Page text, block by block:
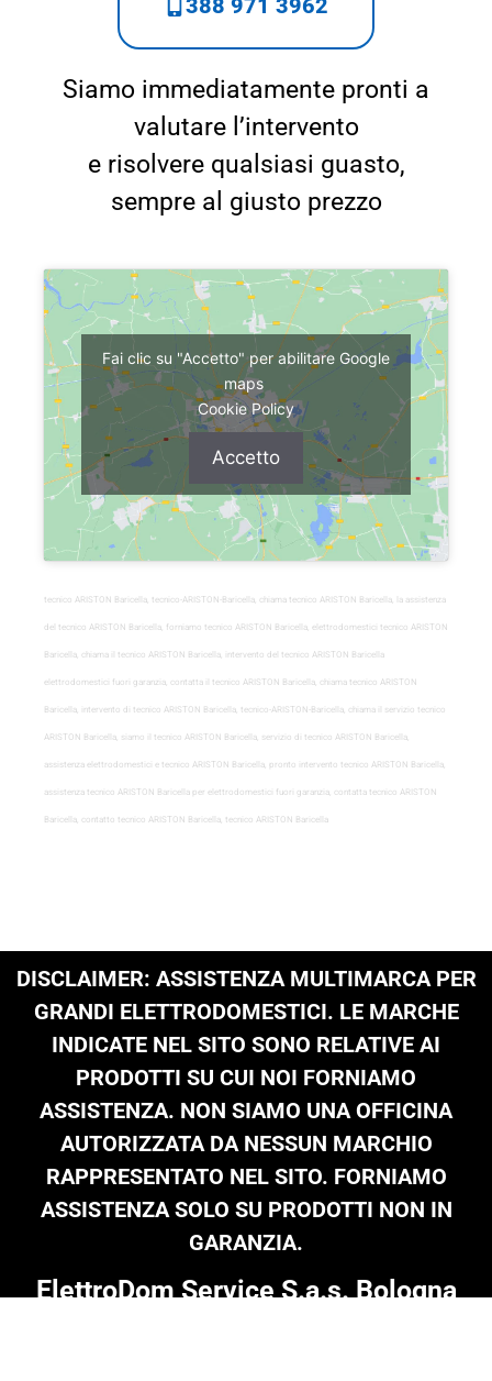
Siamo immediatamente pronti a
valutare l’intervento
e risolvere qualsiasi guasto,
sempre al giusto prezzo
Fai clic su "Accetto" per abilitare Google
maps
Cookie Policy
Accetto
tecnico ARISTON Baricella, tecnico-ARISTON-Baricella, chiama tecnico ARISTON Baricella, la assistenza
del tecnico ARISTON Baricella, forniamo tecnico ARISTON Baricella, elettrodomestici tecnico ARISTON
Baricella, chiama il tecnico ARISTON Baricella, intervento del tecnico ARISTON Baricella
elettrodomestici fuori garanzia, contatta il tecnico ARISTON Baricella, chiama tecnico ARISTON
Baricella, intervento di tecnico ARISTON Baricella, tecnico-ARISTON-Baricella, chiama il servizio tecnico
ARISTON Baricella, siamo il tecnico ARISTON Baricella, servizio di tecnico ARISTON Baricella,
assistenza elettrodomestici e tecnico ARISTON Baricella, pronto intervento tecnico ARISTON Baricella,
assistenza tecnico ARISTON Baricella per elettrodomestici fuori garanzia, contatta tecnico ARISTON
Baricella, contatto tecnico ARISTON Baricella, tecnico ARISTON Baricella
DISCLAIMER: ASSISTENZA MULTIMARCA PER
GRANDI ELETTRODOMESTICI. LE MARCHE
INDICATE NEL SITO SONO RELATIVE AI
PRODOTTI SU CUI NOI FORNIAMO
ASSISTENZA. NON SIAMO UNA OFFICINA
AUTORIZZATA DA NESSUN MARCHIO
RAPPRESENTATO NEL SITO. FORNIAMO
ASSISTENZA SOLO SU PRODOTTI NON IN
GARANZIA.
ElettroDom Service S.a.s. Bologna